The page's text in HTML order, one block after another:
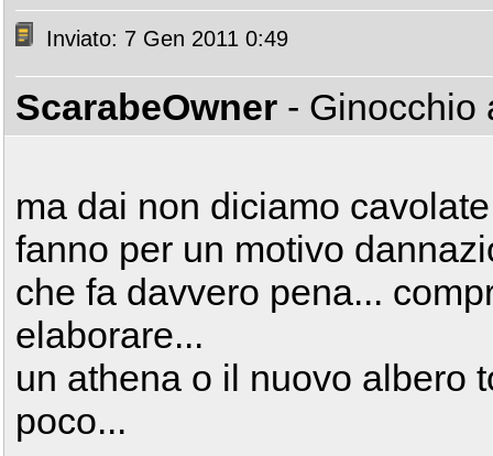
Inviato: 7 Gen 2011 0:49
ScarabeOwner - Ginocchio
ma dai non diciamo
fanno per un motivo
che fa davvero pena...
elaborare...
un athena o il nuovo albero
poco...